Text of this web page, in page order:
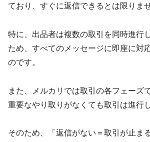
ており、すぐに返信できるとは限りませ
特に、出品者は複数の取引を同時進行
ため、すべてのメッセージに即座に対
のです。
また、メルカリでは取引の各フェーズ
重要なやり取りがなくても取引は進行
そのため、「返信がない＝取引が止ま